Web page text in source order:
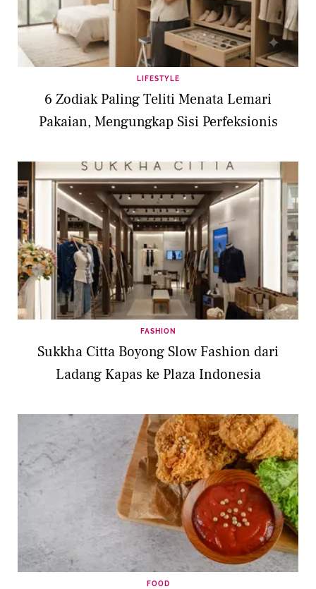
LIFESTYLE
6 Zodiak Paling Teliti Menata Lemari
Pakaian, Mengungkap Sisi Perfeksionis
FASHION
Sukkha Citta Boyong Slow Fashion dari
Ladang Kapas ke Plaza Indonesia
FOOD